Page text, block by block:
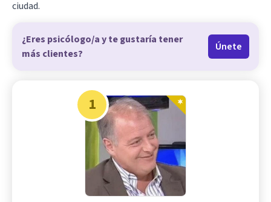
ciudad.
¿Eres psicólogo/a y te gustaría tener
más clientes?
Únete
1